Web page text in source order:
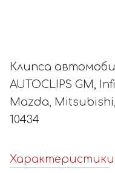
Клипса
AUTOCLIPS GM,
Mazda,
10434